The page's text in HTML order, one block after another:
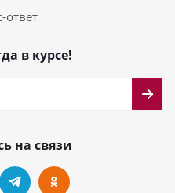
ответ
в курсе!
на связи